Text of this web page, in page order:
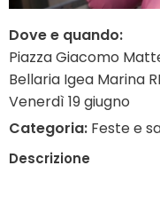
Dove e quando:
Piazza Giacomo
Bellaria Igea Marina
Venerdì 19 giugno
Categoria: Feste e
Descrizione